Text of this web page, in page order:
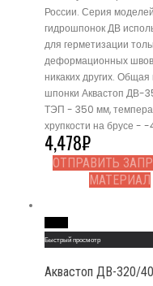
России. Серия моделей
гидрошпонок ДВ
для герметизации
деформационных
никаких других.
шпонки Аквастоп ДВ-
ТЭП - 350 мм,
хрупкости на брусе -
4,478₽
ОТПРАВИТЬ
МАТЕРИАЛ
Быстрый просмотр
Аквастоп ДВ-320/